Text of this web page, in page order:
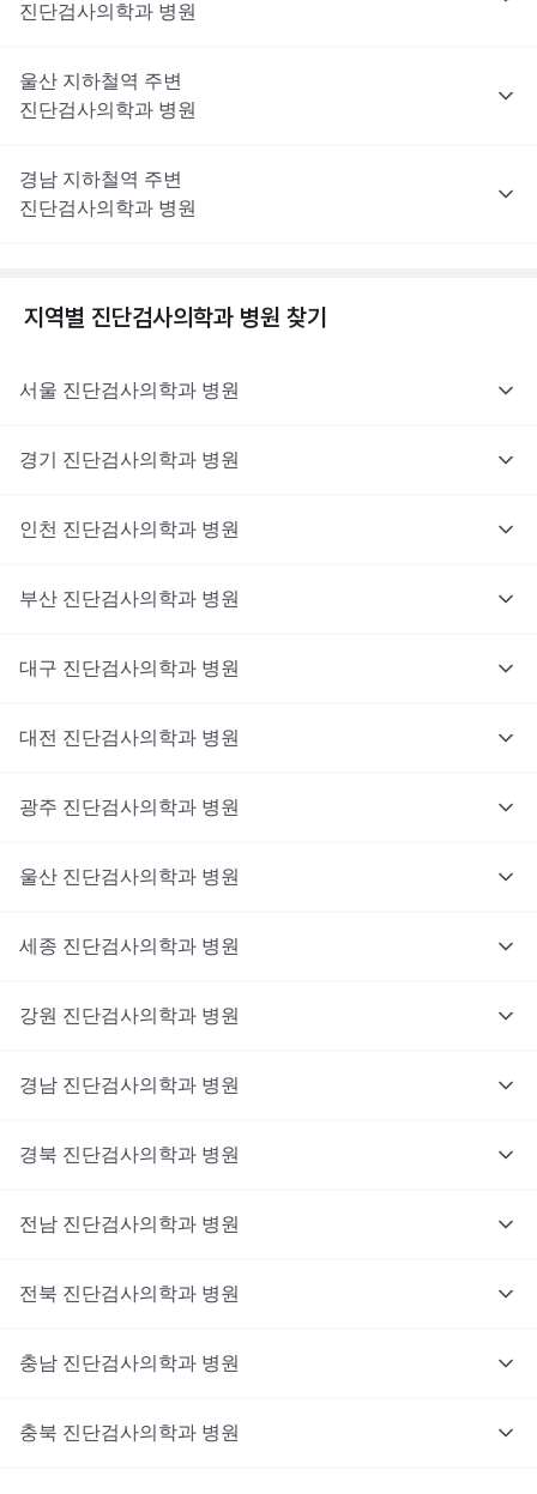
진단검사의학과 병원
울산 지하철역 주변
진단검사의학과 병원
경남 지하철역 주변
진단검사의학과 병원
지역별 진단검사의학과 병원 찾기
서울 진단검사의학과 병원
경기 진단검사의학과 병원
인천 진단검사의학과 병원
부산 진단검사의학과 병원
대구 진단검사의학과 병원
대전 진단검사의학과 병원
광주 진단검사의학과 병원
울산 진단검사의학과 병원
세종 진단검사의학과 병원
강원 진단검사의학과 병원
경남 진단검사의학과 병원
경북 진단검사의학과 병원
전남 진단검사의학과 병원
전북 진단검사의학과 병원
충남 진단검사의학과 병원
충북 진단검사의학과 병원
대기없이 진료를 받고 싶으신가요?